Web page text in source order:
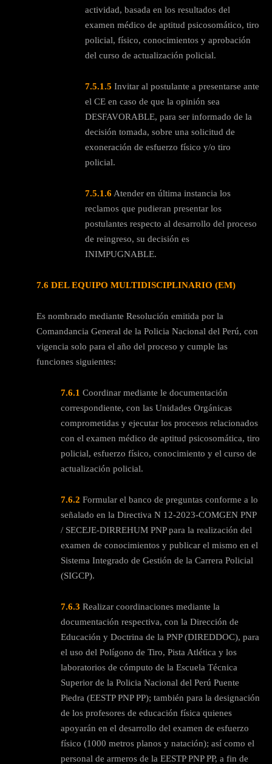
actividad, basada en los resultados del
examen médico de aptitud psicosomático, tiro
policial, físico, conocimientos y aprobación
del curso de actualización policial.
7.5.1.5 Invitar al postulante a presentarse ante
el CE en caso de que la opinión sea
DESFAVORABLE, para ser informado de la
decisión tomada, sobre una solicitud de
exoneración de esfuerzo físico y/o tiro
policial.
7.5.1.6 Atender en última instancia los
reclamos que pudieran presentar los
postulantes respecto al desarrollo del proceso
de reingreso, su decisión es
INIMPUGNABLE.
7.6 DEL EQUIPO MULTIDISCIPLINARIO (EM)
Es nombrado mediante Resolución emitida por la
Comandancia General de la Policia Nacional del Perú, con
vigencia solo para el año del proceso y cumple las
funciones siguientes:
7.6.1 Coordinar mediante le documentación
correspondiente, con las Unidades Orgánicas
comprometidas y ejecutar los procesos relacionados
con el examen médico de aptitud psicosomática, tiro
policial, esfuerzo físico, conocimiento y el curso de
actualización policial.
7.6.2 Formular el banco de preguntas conforme a lo
señalado en la Directiva N 12-2023-COMGEN PNP
/ SECEJE-DIRREHUM PNP para la realización del
examen de conocimientos y publicar el mismo en el
Sistema Integrado de Gestión de la Carrera Policial
(SIGCP).
7.6.3 Realizar coordinaciones mediante la
documentación respectiva, con la Dirección de
Educación y Doctrina de la PNP (DIREDDOC), para
el uso del Polígono de Tiro, Pista Atlética y los
laboratorios de cómputo de la Escuela Técnica
Superior de la Policia Nacional del Perú Puente
Piedra (EESTP PNP PP); también para la designación
de los profesores de educación física quienes
apoyarán en el desarrollo del examen de esfuerzo
físico (1000 metros planos y natación); así como el
personal de armeros de la EESTP PNP PP, a fin de